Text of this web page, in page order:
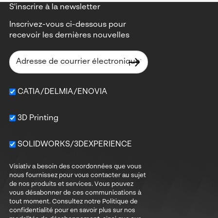
Parfait pour les
entreprises qui
S'inscrire à la newsletter
Inscrivez-vous ci-dessous pour
recevoir les dernières nouvelles
CATIA/DELMIA/ENOVIA
3D Printing
SOLIDWORKS/3DEXPERIENCE
Visiativ a besoin des coordonnées que vous
nous fournissez pour vous contacter au sujet
de nos produits et services. Vous pouvez
vous désabonner de ces communications à
tout moment. Consultez notre Politique de
confidentialité pour en savoir plus sur nos